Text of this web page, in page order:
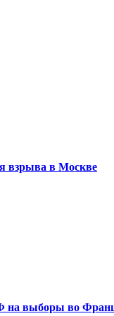
взрыва в Москве
на выборы во